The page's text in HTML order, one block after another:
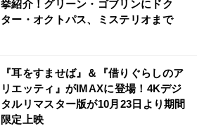
挙紹介！グリーン・ゴブリンにドク
ター・オクトパス、ミステリオまで
『耳をすませば』＆『借りぐらしのア
リエッティ』がIMAXに登場！4Kデジ
タルリマスター版が10月23日より期間
限定上映